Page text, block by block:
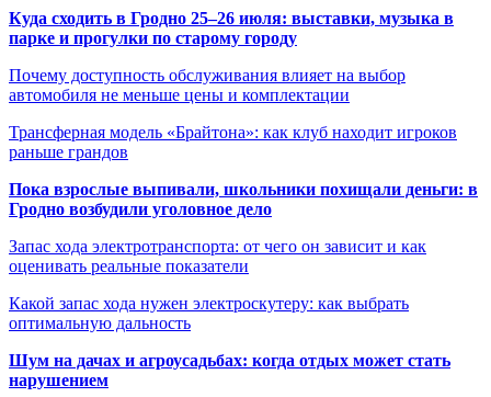
Куда сходить в Гродно 25–26 июля: выставки, музыка в
парке и прогулки по старому городу
Почему доступность обслуживания влияет на выбор
автомобиля не меньше цены и комплектации
Трансферная модель «Брайтона»: как клуб находит игроков
раньше грандов
Пока взрослые выпивали, школьники похищали деньги: в
Гродно возбудили уголовное дело
Запас хода электротранспорта: от чего он зависит и как
оценивать реальные показатели
Какой запас хода нужен электроскутеру: как выбрать
оптимальную дальность
Шум на дачах и агроусадьбах: когда отдых может стать
нарушением